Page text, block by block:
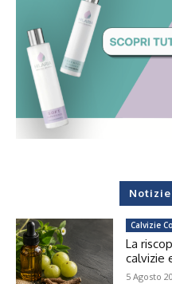
Calvizie
La
calvizie
5 Agosto